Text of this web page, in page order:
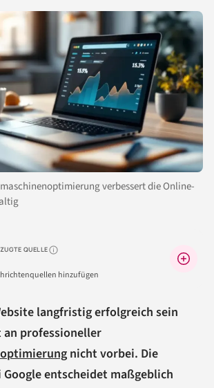
verbessert die Online-
QUELLEWarum lohnt sich das?
hinzufügen
langfristig erfolgreich sein
professioneller
nicht vorbei. Die
entscheidet maßgeblich